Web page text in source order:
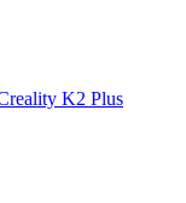
K2 Plus